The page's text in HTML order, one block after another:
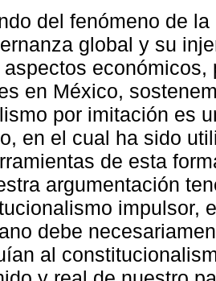
del fenómeno de
global y su
aspectos económicos,
en México,
por imitación es
en el cual ha sido
de esta
argumentación
impulsor,
debe
al